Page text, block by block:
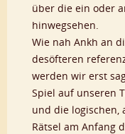
über die ein oder
hinwegsehen.
Wie nah Ankh an
desöfteren
werden wir erst
Spiel auf unseren
und die logischen,
Rätsel am Anfang